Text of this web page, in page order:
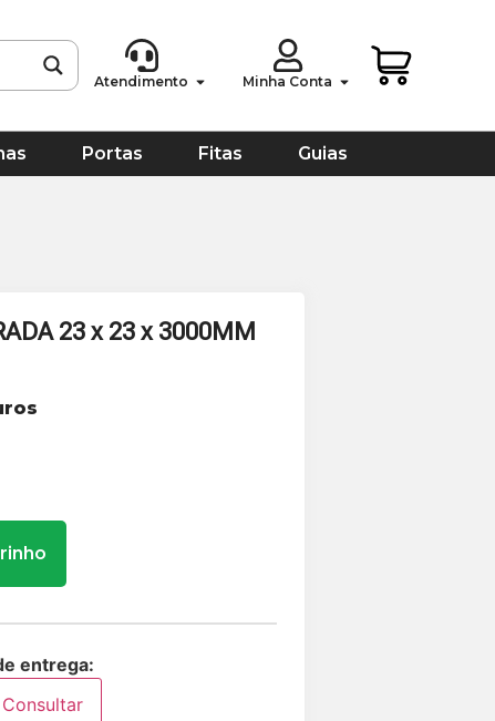
Atendimento Minha Conta
Portas Fitas Guias
23 x 23 x 3000MM
entrega:
Consultar